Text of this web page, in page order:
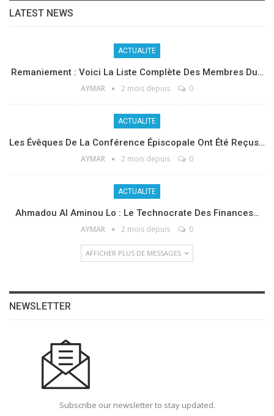
LATEST NEWS
ACTUALITE
Remaniement : Voici La Liste Complète Des Membres Du…
AYMAR 2 mois depuis 0
ACTUALITE
Les Évêques De La Conférence Épiscopale Ont Été Reçus…
AYMAR 2 mois depuis 0
ACTUALITE
Ahmadou Al Aminou Lo : Le Technocrate Des Finances…
AYMAR 2 mois depuis 0
AFFICHER PLUS DE MESSAGES
NEWSLETTER
Subscribe our newsletter to stay updated.